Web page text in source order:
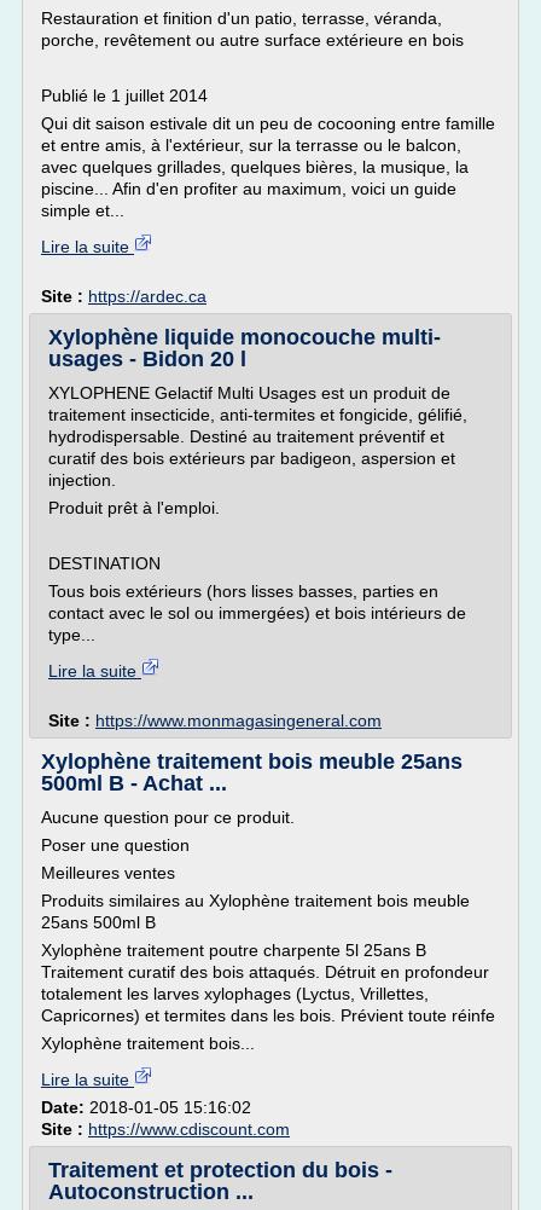
Restauration et finition d'un patio, terrasse, véranda,
porche, revêtement ou autre surface extérieure en bois
Publié le 1 juillet 2014
Qui dit saison estivale dit un peu de cocooning entre famille
et entre amis, à l'extérieur, sur la terrasse ou le balcon,
avec quelques grillades, quelques bières, la musique, la
piscine... Afin d'en profiter au maximum, voici un guide
simple et...
Lire la suite
Site : https://ardec.ca
Xylophène liquide monocouche multi-
usages - Bidon 20 l
XYLOPHENE Gelactif Multi Usages est un produit de
traitement insecticide, anti-termites et fongicide, gélifié,
hydrodispersable. Destiné au traitement préventif et
curatif des bois extérieurs par badigeon, aspersion et
injection.
Produit prêt à l'emploi.
DESTINATION
Tous bois extérieurs (hors lisses basses, parties en
contact avec le sol ou immergées) et bois intérieurs de
type...
Lire la suite
Site : https://www.monmagasingeneral.com
Xylophène traitement bois meuble 25ans
500ml B - Achat ...
Aucune question pour ce produit.
Poser une question
Meilleures ventes
Produits similaires au Xylophène traitement bois meuble
25ans 500ml B
Xylophène traitement poutre charpente 5l 25ans B
Traitement curatif des bois attaqués. Détruit en profondeur
totalement les larves xylophages (Lyctus, Vrillettes,
Capricornes) et termites dans les bois. Prévient toute réinfe
Xylophène traitement bois...
Lire la suite
Date: 2018-01-05 15:16:02
Site : https://www.cdiscount.com
Traitement et protection du bois -
Autoconstruction ...